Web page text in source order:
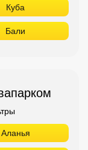
Куба
Бали
Аланья